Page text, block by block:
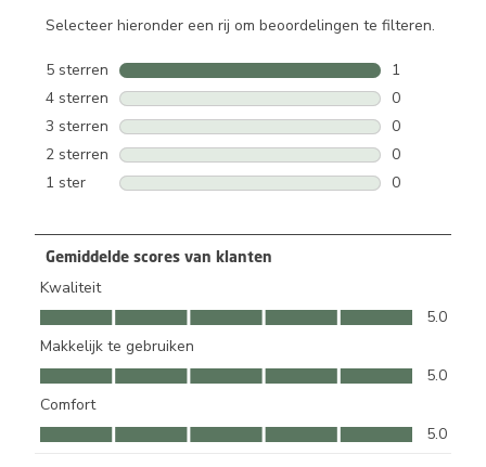
Selecteer hieronder een rij om beoordelingen te filteren.
5 sterren sterren
1
1
4 sterren sterren
0
0
3 sterren sterren
0
0
2 sterren sterren
0
0
1 ster sterren
0
Gemiddelde scores van klanten
Kwaliteit
Kwaliteit, 5.0 van 5
5.0
Makkelijk te gebruiken
Makkelijk te gebruiken, 5.0 van 5
5.0
Comfort
Comfort, 5.0 van 5
5.0